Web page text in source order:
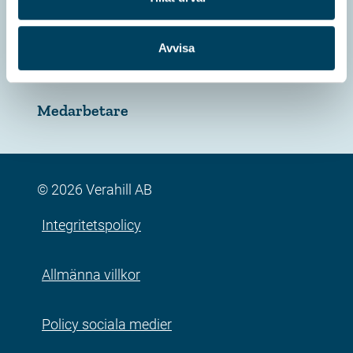
Avvisa
Samarbetspartners
Medarbetare
© 2026 Verahill AB
Integritetspolicy
Allmänna villkor
Policy sociala medier